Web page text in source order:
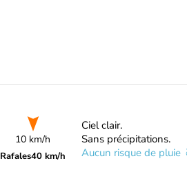
10 km/h
Rafales40 km/h
Ciel clair.
Sans précipitations.
Aucun risque de pluie